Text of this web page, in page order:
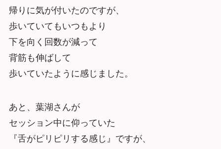
帰りに気が付いたのですが、
歩いていてもいつもより
下を向く回数が減って
背筋も伸ばして
歩いていたように感じました。
あと、葉湖さんが
セッション中に仰っていた
『舌がピリピリする感じ』ですが、